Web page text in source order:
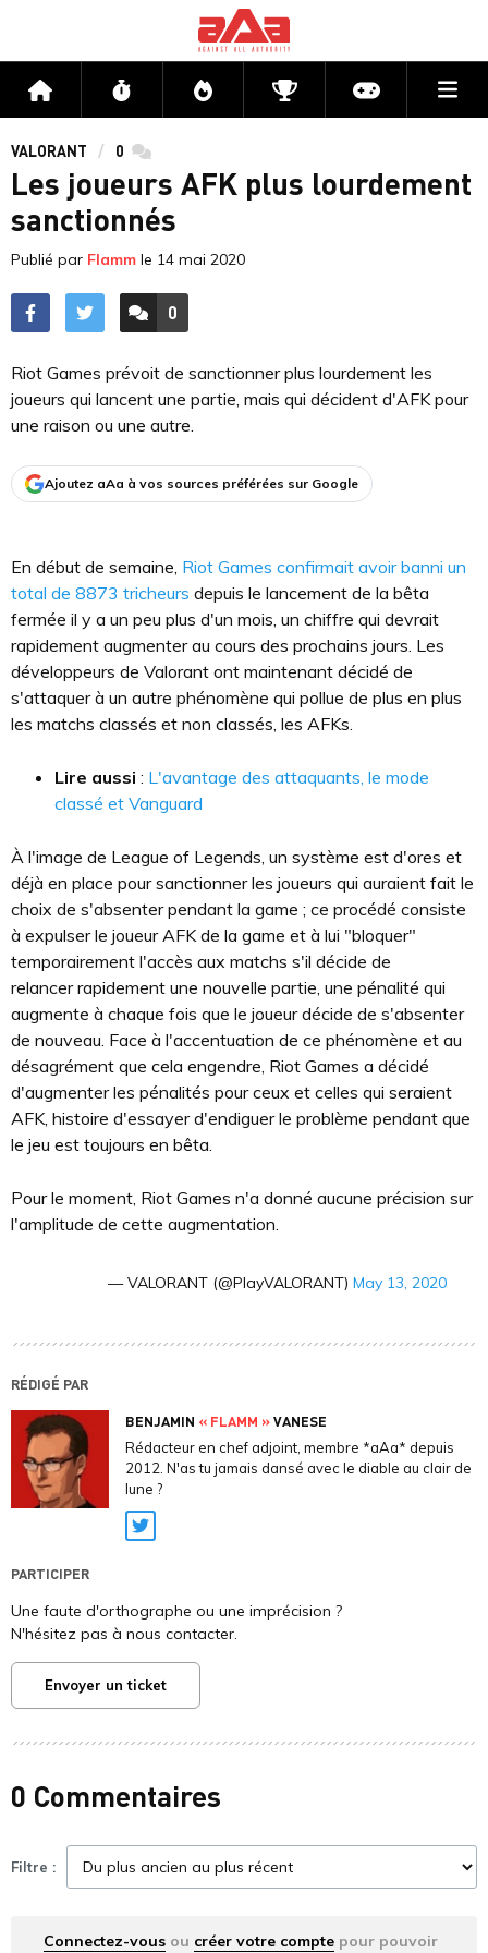
Accueil Flux Directs CompétitionsActu jeux
VALORANT 0 commentaires
Les joueurs AFK plus lourdement
sanctionnés
Publié par Flamm le 14 mai 2020
ACCÉDER AUX
0
COMMENTAIRES
Riot Games prévoit de sanctionner plus lourdement les
joueurs qui lancent une partie, mais qui décident d'AFK pour
une raison ou une autre.
Ajoutez aAa à vos sources préférées sur Google
En début de semaine, Riot Games confirmait avoir banni un
total de 8873 tricheurs depuis le lancement de la bêta
fermée il y a un peu plus d'un mois, un chiffre qui devrait
rapidement augmenter au cours des prochains jours. Les
développeurs de Valorant ont maintenant décidé de
s'attaquer à un autre phénomène qui pollue de plus en plus
les matchs classés et non classés, les AFKs.
Lire aussi : L'avantage des attaquants, le mode
classé et Vanguard
À l'image de League of Legends, un système est d'ores et
déjà en place pour sanctionner les joueurs qui auraient fait le
choix de s'absenter pendant la game ; ce procédé consiste
à expulser le joueur AFK de la game et à lui "bloquer"
temporairement l'accès aux matchs s'il décide de
relancer rapidement une nouvelle partie, une pénalité qui
augmente à chaque fois que le joueur décide de s'absenter
de nouveau. Face à l'accentuation de ce phénomène et au
désagrément que cela engendre, Riot Games a décidé
d'augmenter les pénalités pour ceux et celles qui seraient
AFK, histoire d'essayer d'endiguer le problème pendant que
le jeu est toujours en bêta.
Pour le moment, Riot Games n'a donné aucune précision sur
l'amplitude de cette augmentation.
— VALORANT (@PlayVALORANT) May 13, 2020
RÉDIGÉ PAR
BENJAMIN « FLAMM »VANESE
Rédacteur en chef adjoint, membre *aAa* depuis
2012. N'as tu jamais dansé avec le diable au clair de
lune ?
Twitter
PARTICIPER
Une faute d'orthographe ou une imprécision ?
N'hésitez pas à nous contacter.
Envoyer un ticket
0 Commentaires
Filtre :
Connectez-vous ou créer votre compte pour pouvoir